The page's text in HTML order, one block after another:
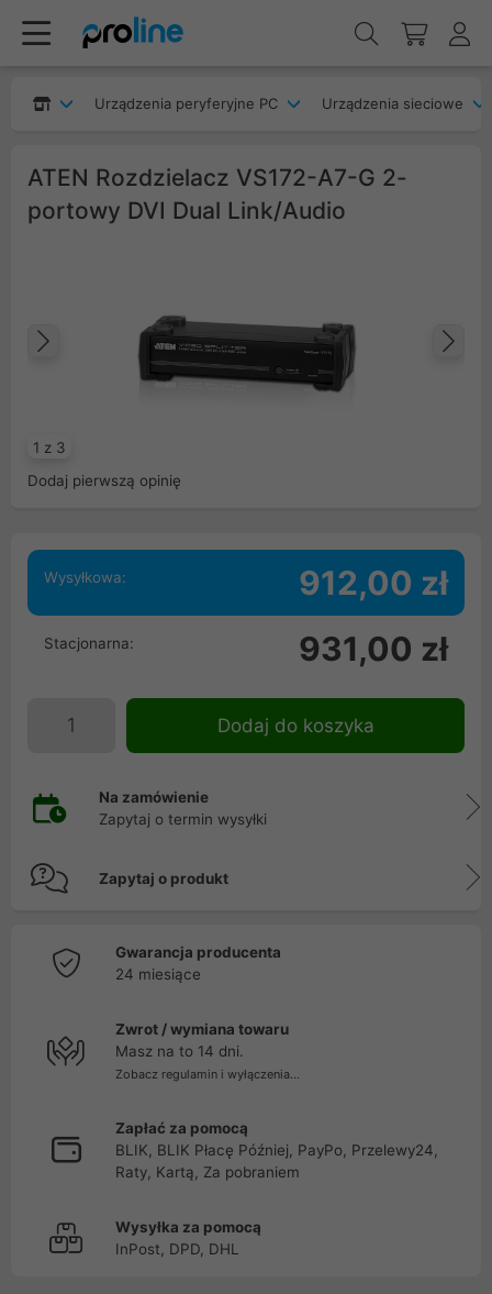
Urządzenia peryferyjne PC Urządzenia sieciowe
ATEN Rozdzielacz VS172-A7-G 2-
portowy DVI Dual Link/Audio
1 z 3
Poprzedni
Dodaj pierwszą opinię
Wysyłkowa: 912,00 zł
Stacjonarna: 931,00 zł
Dodaj do koszyka
Na zamówienie
Zapytaj o termin wysyłki
Zapytaj o produkt
Gwarancja producenta
24 miesiące
Zwrot / wymiana towaru
Masz na to 14 dni.
Zobacz regulamin i wyłączenia...
Zapłać za pomocą
BLIK, BLIK Płacę Później, PayPo, Przelewy24,
Raty, Kartą, Za pobraniem
Wysyłka za pomocą
InPost, DPD, DHL